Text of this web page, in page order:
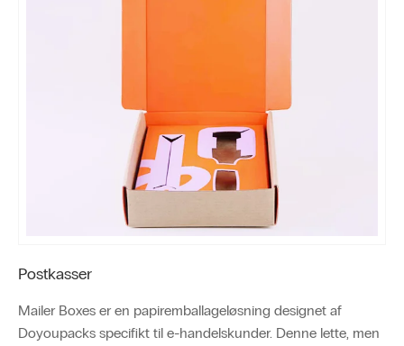
Postkasser
Mailer Boxes er en papiremballageløsning designet af
Doyoupacks specifikt til e-handelskunder. Denne lette, men